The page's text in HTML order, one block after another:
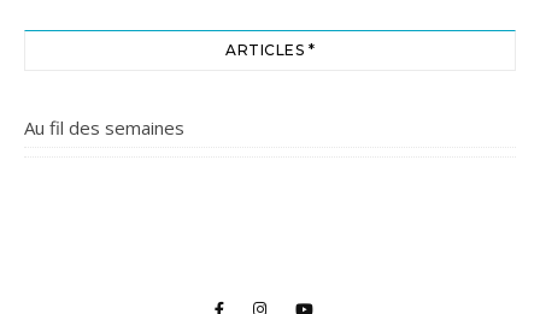
ARTICLES *
Au fil des semaines